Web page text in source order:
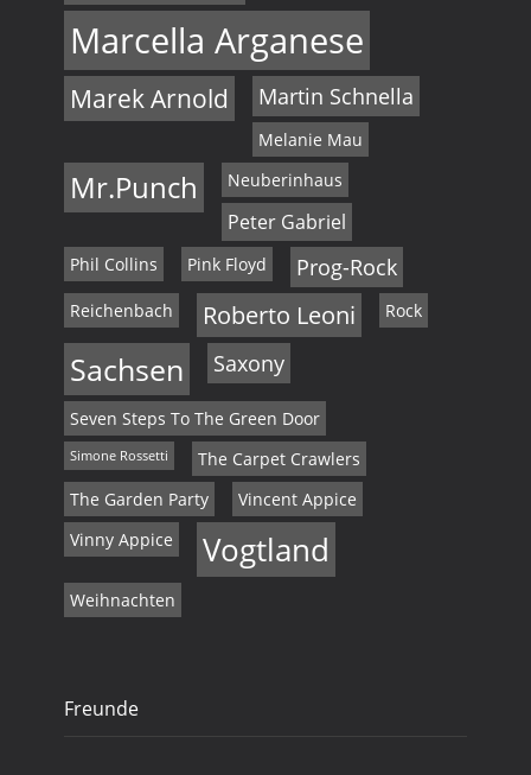
Marcella Arganese
Marek Arnold Martin Schnella
Melanie Mau
Mr.Punch Neuberinhaus
Peter Gabriel
Phil Collins Pink Floyd Prog-Rock
Reichenbach Roberto Leoni Rock
Sachsen Saxony
Seven Steps To The Green Door
Simone Rossetti
The Carpet Crawlers
The Garden Party
Vincent Appice
Vinny Appice
Vogtland
Weihnachten
Freunde